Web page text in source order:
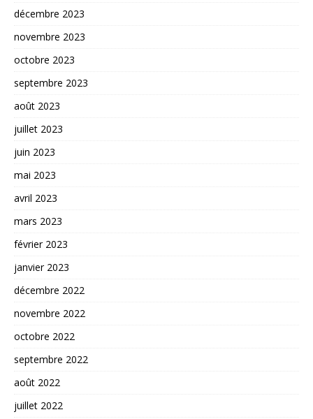
décembre 2023
novembre 2023
octobre 2023
septembre 2023
août 2023
juillet 2023
juin 2023
mai 2023
avril 2023
mars 2023
février 2023
janvier 2023
décembre 2022
novembre 2022
octobre 2022
septembre 2022
août 2022
juillet 2022